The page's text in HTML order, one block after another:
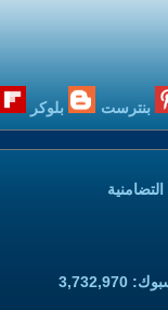
بنترست بلوكر